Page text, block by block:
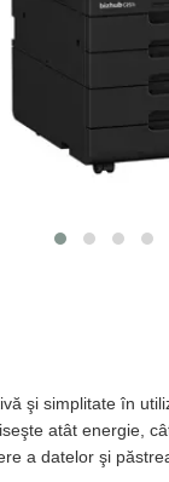
şi simplitate în
atât energie,
a datelor şi